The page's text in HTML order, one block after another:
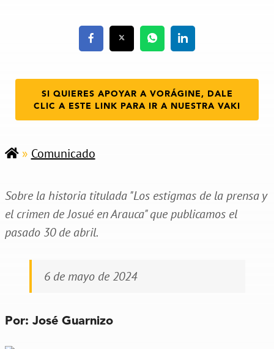
SI QUIERES APOYAR A VORÁGINE, DALE
CLIC A ESTE LINK PARA IR A NUESTRA VAKI
» Comunicado
Sobre la historia titulada "Los estigmas de la prensa y
el crimen de Josué en Arauca" que publicamos el
pasado 30 de abril.
6 de mayo de 2024
Por: José Guarnizo